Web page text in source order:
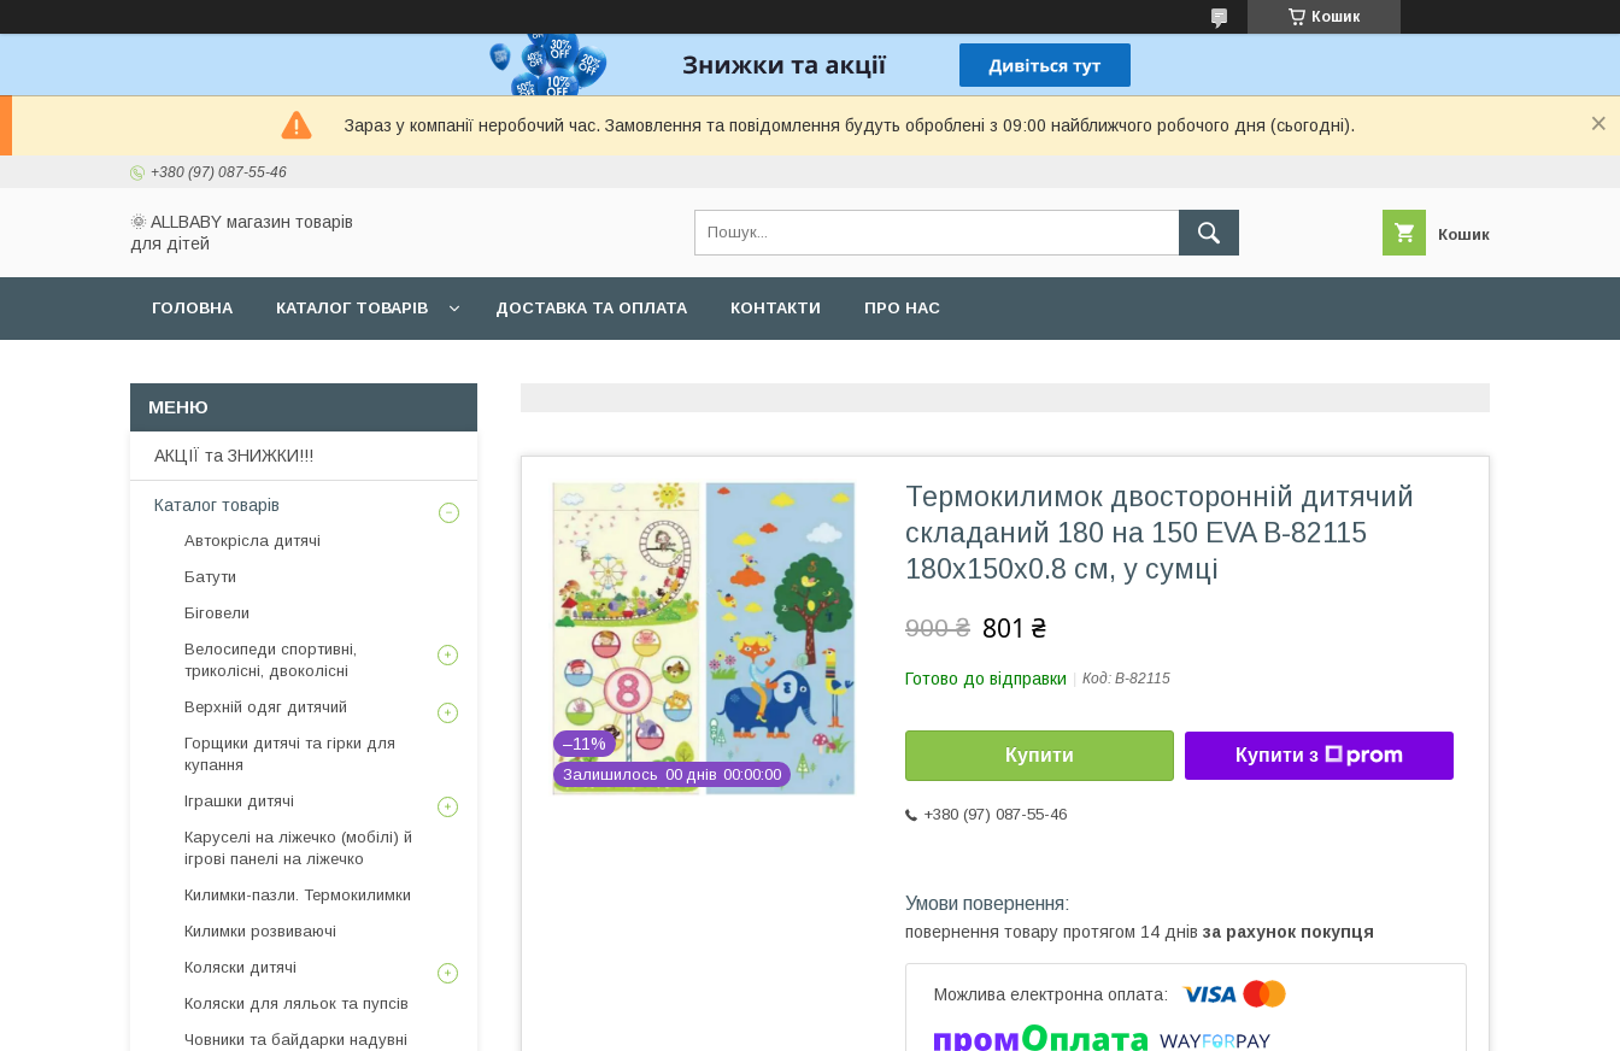
Кошик
Зараз у компанії неробочий час. Замовлення та повідомлення будуть оброблені з 09:00 найближчого робочого дня (сьогодні).
+380 (97) 087-55-46
🌞 ALLBABY магазин товарів
для дітей
Кошик
ГОЛОВНА КАТАЛОГ ТОВАРІВ ДОСТАВКА ТА ОПЛАТА КОНТАКТИ ПРО НАС
–11%
Залишилось 00 днів 00 00 00
Термокилимок двосторонній дитячий
складаний 180 на 150 EVA В-82115
180х150х0.8 см, у сумці
900 ₴ 801 ₴
Готово до відправки Код: В-82115
Купити Купити з
+380 (97) 087-55-46
повернення товару протягом 14 днів за рахунок покупця
АКЦІЇ та ЗНИЖКИ!!!
Каталог товарів
Автокрісла дитячі
Батути
Біговели
Велосипеди спортивні,
триколісні, двоколісні
Верхній одяг дитячий
Горщики дитячі та гірки для
купання
Іграшки дитячі
Каруселі на ліжечко (мобілі) й
ігрові панелі на ліжечко
Килимки-пазли. Термокилимки
Килимки розвиваючі
Коляски дитячі
Коляски для ляльок та пупсів
Човники та байдарки надувні